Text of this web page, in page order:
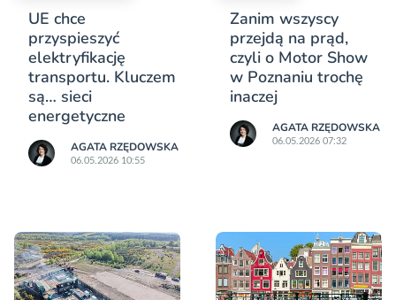
UE chce
przyspieszyć
elektryfikację
transportu. Kluczem
są… sieci
energetyczne
AGATA RZĘDOWSKA
06.05.2026 10:55
Zanim wszyscy
przejdą na prąd,
czyli o Motor Show
w Poznaniu trochę
inaczej
AGATA RZĘDOWSKA
06.05.2026 07:32